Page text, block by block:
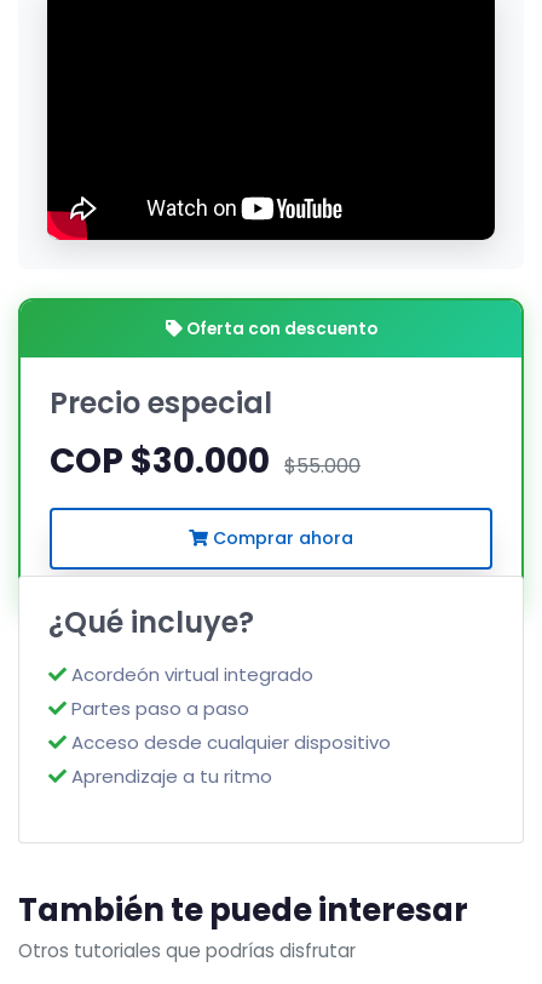
Oferta con descuento
Precio especial
COP $30.000 $55.000
Comprar ahora
¿Qué incluye?
Acordeón virtual integrado
Partes paso a paso
Acceso desde cualquier dispositivo
Aprendizaje a tu ritmo
También te puede interesar
Otros tutoriales que podrías disfrutar